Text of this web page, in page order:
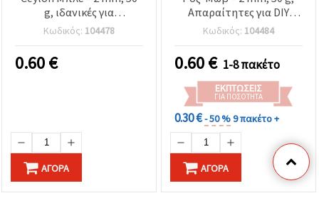
g, ιδανικές για
λεπτομέρειες
κοσμημάτων, κολιέ &
σκουλαρίκια
Κωδικός: 104478
0.60€
ΑΓΟΡΆ
Απαραίτητες για DIY
Κοσμήματα, Κέντημα με
Χάντρες & Διακοσμητικές
Χειροτεχνίες
Κωδικός: 104484
0.60€ 1-8 πακέτο
ΕΚΠΤΏΣΕΙΣ
ΓΙΑ ΠΟΣΌΤΗΤΑ
0.30 €- 50 %9 πακέτο +
ΑΓΟΡΆ